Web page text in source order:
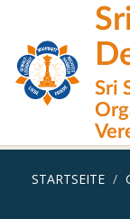
Inhalt
Sri
STARTSEITE